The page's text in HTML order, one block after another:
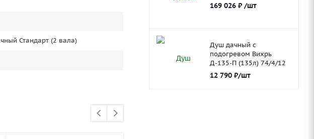
Стандарт (2 вала)
169 026₽ /шт
Душ дачный с
подогревом Вихрь
Д-135-П (135л) 74/4/12
12 790₽/шт